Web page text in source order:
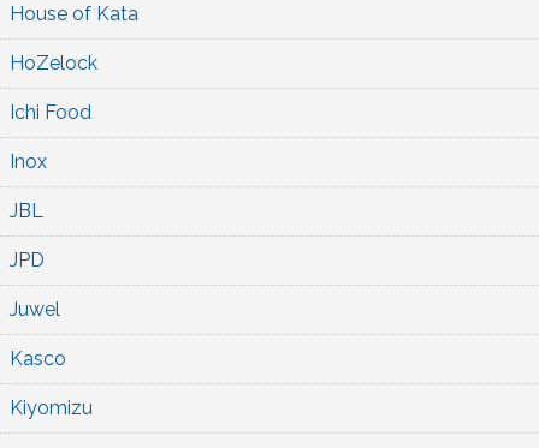
House of Kata
HoZelock
Ichi Food
Inox
JBL
JPD
Juwel
Kasco
Kiyomizu